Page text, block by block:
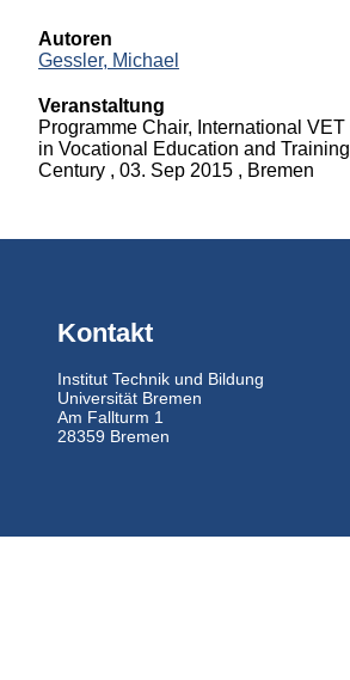
Autoren
Gessler, Michael
Veranstaltung
Programme Chair, International
in Vocational Education and
Century , 03. Sep 2015 , Bremen
Kontakt
Institut Technik und Bildung
Universität Bremen
Am Fallturm 1
28359 Bremen